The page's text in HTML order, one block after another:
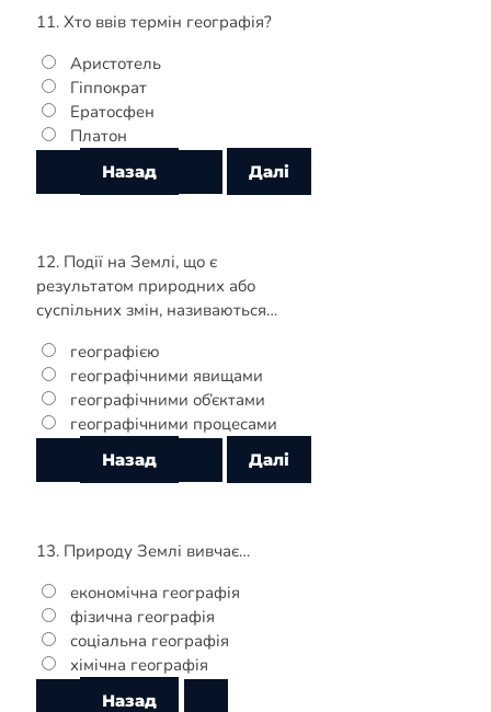
11. Хто ввів термін географія?
Аристотель
Гіппократ
Ератосфен
Платон
12. Події на Землі, що є
результатом природних або
суспільних змін, називаються…
географією
географічними явищами
географічними об’єктами
географічними процесами
13. Природу Землі вивчає…
економічна географія
фізична географія
соціальна географія
хімічна географія